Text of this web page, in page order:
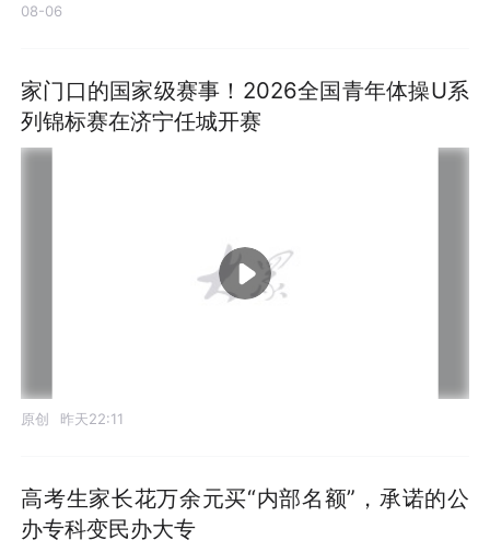
08-06
家门口的国家级赛事！2026全国青年体操U系
列锦标赛在济宁任城开赛
原创 昨天22:11
高考生家长花万余元买“内部名额”，承诺的公
办专科变民办大专